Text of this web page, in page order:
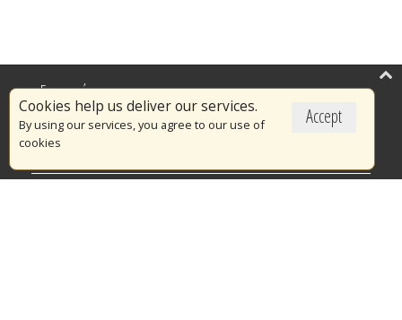
Accept
Cookies help us deliver our services.
By using our services, you agree to our use of
cookies
Επικαιρότητα
Το Πυροσβεστικό Σώμα